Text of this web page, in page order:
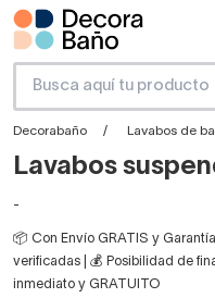
Decorabaño Lavabos de
Lavabos
-
📦 Con Envío GRATIS y
verificadas | 💰 Posibilidad de
inmediato y GRATUITO